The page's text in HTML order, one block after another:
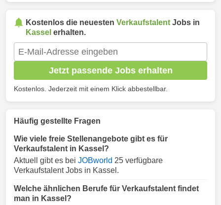
Kostenlos die neuesten Verkaufstalent Jobs in
Kassel erhalten.
Jetzt passende Jobs erhalten
Kostenlos. Jederzeit mit einem Klick abbestellbar.
Häufig gestellte Fragen
Wie viele freie Stellenangebote gibt es für
Verkaufstalent in Kassel?
Aktuell gibt es bei JOBworld 25 verfügbare
Verkaufstalent Jobs in Kassel.
Welche ähnlichen Berufe für Verkaufstalent findet
man in Kassel?